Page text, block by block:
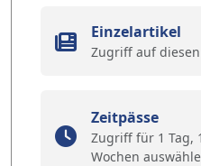
Einzelartikel
Zugriff auf
Zeitpässe
Zugriff für 1 Tag,
Wochen